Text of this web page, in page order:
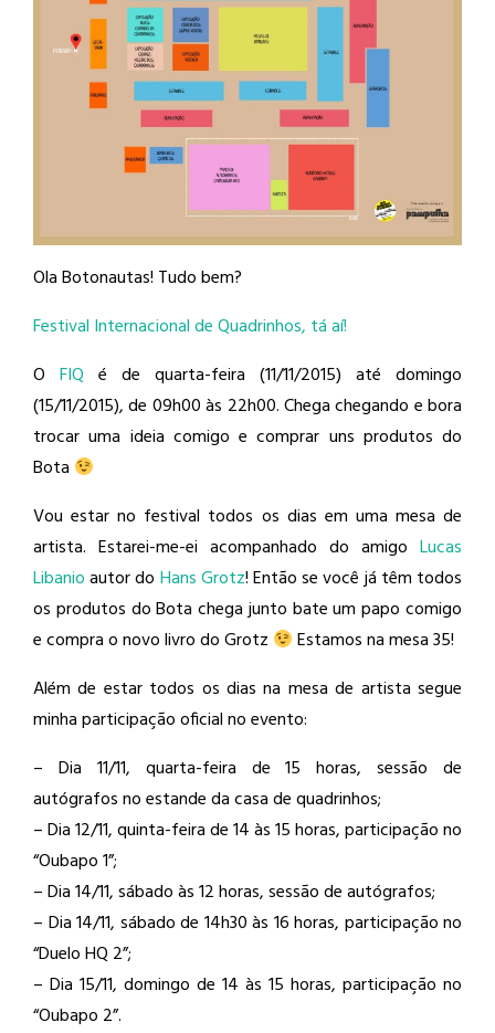
Ola Botonautas! Tudo bem?
Festival Internacional de Quadrinhos, tá aí!
O FIQ é de quarta-feira (11/11/2015) até domingo
(15/11/2015), de 09h00 às 22h00. Chega chegando e bora
trocar uma ideia comigo e comprar uns produtos do
Bota
Vou estar no festival todos os dias em uma mesa de
artista. Estarei-me-ei acompanhado do amigo Lucas
Libanio​ autor do Hans Grotz​! Então se você já têm todos
os produtos do Bota chega junto bate um papo comigo
e compra o novo livro do Grotz
Estamos na mesa 35!
Além de estar todos os dias na mesa de artista segue
minha participação oficial no evento:
– Dia 11/11, quarta-feira de 15 horas, sessão de
autógrafos no estande da casa de quadrinhos;
– Dia 12/11, quinta-feira de 14 às 15 horas, participação no
“Oubapo 1”;
– Dia 14/11, sábado às 12 horas, sessão de autógrafos;
– Dia 14/11, sábado de 14h30 às 16 horas, participação no
“Duelo HQ 2”;
– Dia 15/11, domingo de 14 às 15 horas, participação no
“Oubapo 2”.